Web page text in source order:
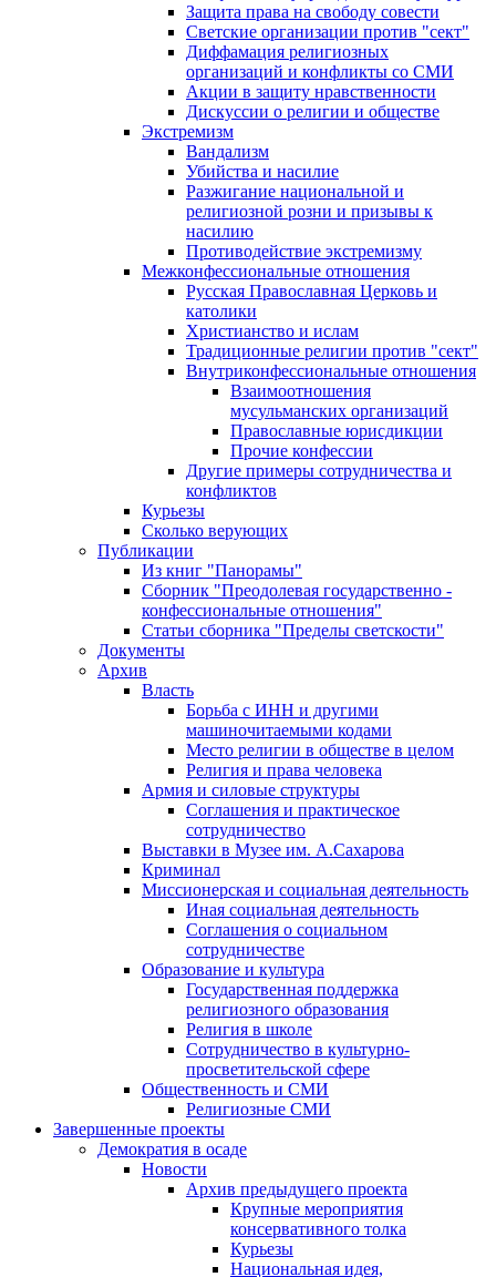
Защита права на свободу совести
Светские организации против "сект"
Диффамация религиозных
организаций и конфликты со СМИ
Акции в защиту нравственности
Дискуссии о религии и обществе
Экстремизм
Вандализм
Убийства и насилие
Разжигание национальной и
религиозной розни и призывы к
насилию
Противодействие экстремизму
Межконфессиональные отношения
Русская Православная Церковь и
католики
Христианство и ислам
Традиционные религии против "сект"
Внутриконфессиональные отношения
Взаимоотношения
мусульманских организаций
Православные юрисдикции
Прочие конфессии
Другие примеры сотрудничества и
конфликтов
Курьезы
Сколько верующих
Публикации
Из книг "Панорамы"
Сборник "Преодолевая государственно -
конфессиональные отношения"
Статьи сборника "Пределы светскости"
Документы
Архив
Власть
Борьба с ИНН и другими
машиночитаемыми кодами
Место религии в обществе в целом
Религия и права человека
Армия и силовые структуры
Соглашения и практическое
сотрудничество
Выставки в Музее им. А.Сахарова
Криминал
Миссионерская и социальная деятельность
Иная социальная деятельность
Соглашения о социальном
сотрудничестве
Образование и культура
Государственная поддержка
религиозного образования
Религия в школе
Сотрудничество в культурно-
просветительской сфере
Общественность и СМИ
Религиозные СМИ
Завершенные проекты
Демократия в осаде
Новости
Архив предыдущего проекта
Крупные мероприятия
консервативного толка
Курьезы
Национальная идея,